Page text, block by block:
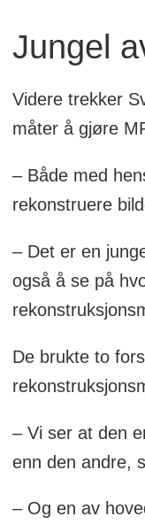
Jungel
Videre trekker
måter å gjøre
– Både med
rekonstruere
– Det er en
også å se på
De brukte to
– Vi ser at den
enn den andre,
– Og en av